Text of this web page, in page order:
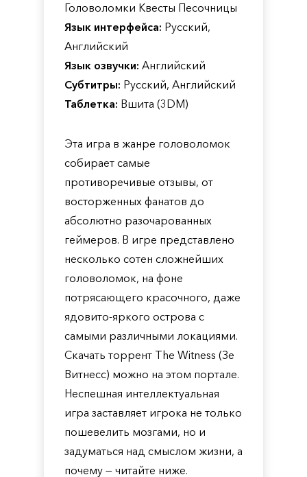
Головоломки Квесты Песочницы
Язык интерфейса: Русский,
Английский
Язык озвучки: Английский
Субтитры: Русский, Английский
Таблетка: Вшита (3DM)
Эта игра в жанре головоломок
собирает самые
противоречивые отзывы, от
восторженных фанатов до
абсолютно разочарованных
геймеров. В игре представлено
несколько сотен сложнейших
головоломок, на фоне
потрясающего красочного, даже
ядовито-яркого острова с
самыми различными локациями.
Скачать торрент The Witness (Зе
Витнесс) можно на этом портале.
Неспешная интеллектуальная
игра заставляет игрока не только
пошевелить мозгами, но и
задуматься над смыслом жизни, а
почему — читайте ниже.